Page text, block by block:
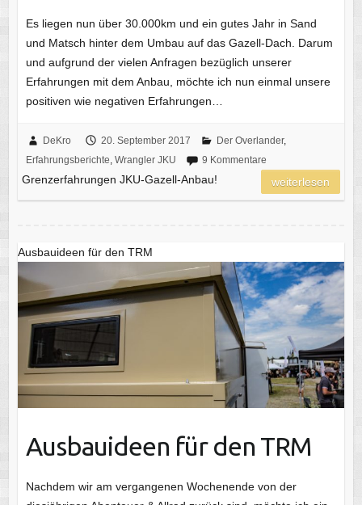
Es liegen nun über 30.000km und ein gutes Jahr in Sand
und Matsch hinter dem Umbau auf das Gazell-Dach. Darum
und aufgrund der vielen Anfragen bezüglich unserer
Erfahrungen mit dem Anbau, möchte ich nun einmal unsere
positiven wie negativen Erfahrungen…
DeKro 20. September 2017 Der Overlander,
Erfahrungsberichte, Wrangler JKU 9 Kommentare
Grenzerfahrungen JKU-Gazell-Anbau! weiterlesen
Ausbauideen für den TRM
Ausbauideen für den TRM
Nachdem wir am vergangenen Wochenende von der